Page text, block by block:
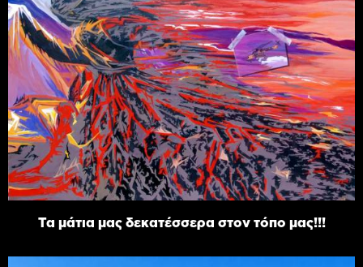
Τα μάτια μας δεκατέσσερα στον τόπο μας!!!